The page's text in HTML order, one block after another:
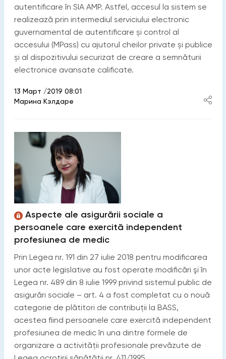
autentificare în SIA AMP. Astfel, accesul la sistem se
realizează prin intermediul serviciului electronic
guvernamental de autentificare și control al
accesului (MPass) cu ajutorul cheilor private și publice
și al dispozitivului securizat de creare a semnăturii
electronice avansate calificate.
13 Март /2019 08:01
Марина Кэлдаре
Aspecte ale asigurării sociale a
persoanele care exercită independent
profesiunea de medic
Prin Legea nr. 191 din 27 iulie 2018 pentru modificarea
unor acte legislative au fost operate modificări şi în
Legea nr. 489 din 8 iulie 1999 privind sistemul public de
asigurări sociale – art. 4 a fost completat cu o nouă
categorie de plătitori de contribuţii la BASS,
acestea fiind persoanele care exercită independent
profesiunea de medic în una dintre formele de
organizare a activităţii profesionale prevăzute de